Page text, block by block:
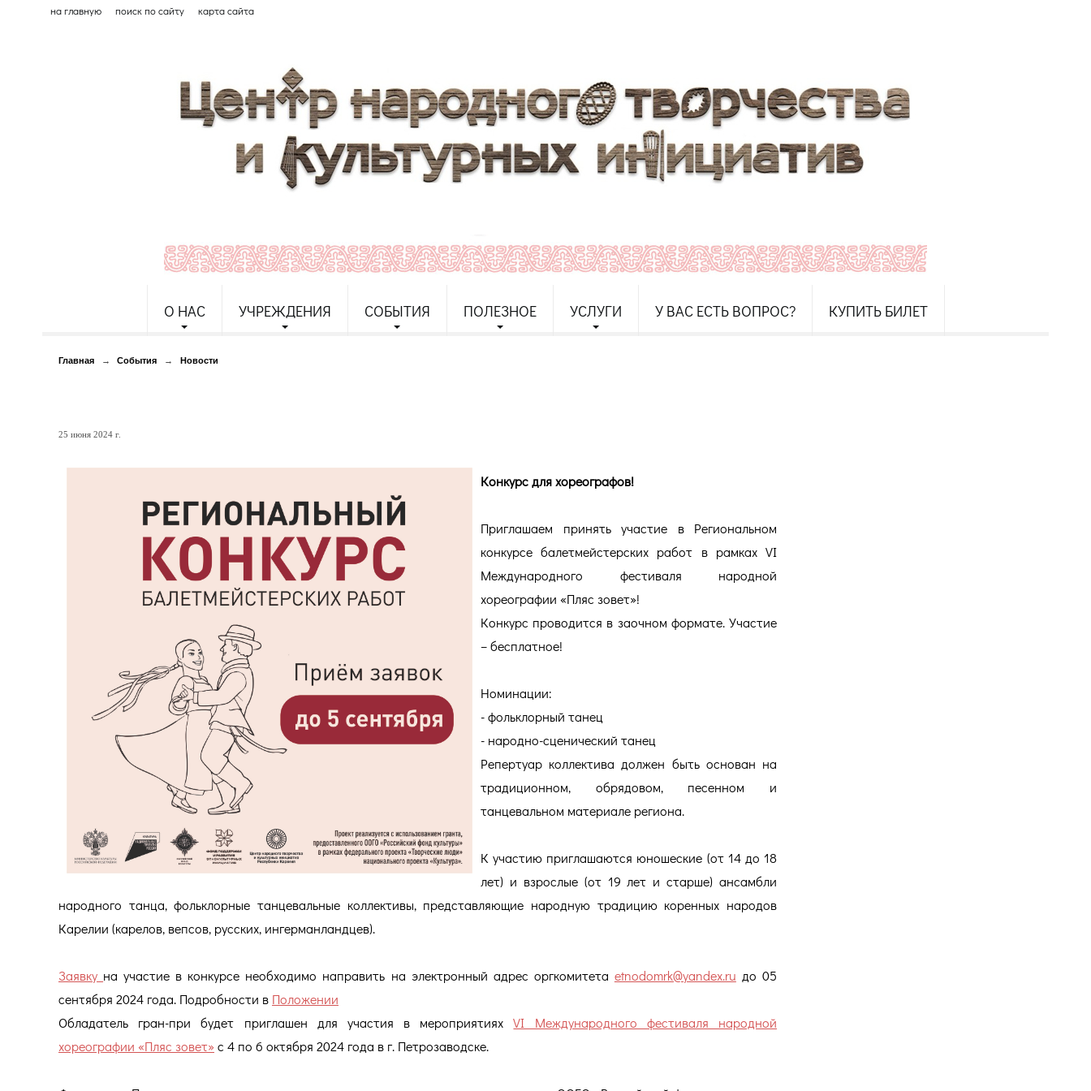
на главную поиск по сайту карта сайта
О НАС УЧРЕЖДЕНИЯ СОБЫТИЯ ПОЛЕЗНОЕ УСЛУГИ У ВАС ЕСТЬ ВОПРОС? КУПИТЬ БИЛЕТ
Главная → События → Новости
25 июня 2024 г.
Конкурс для хореографов!
Приглашаем принять участие в Региональном
конкурсе балетмейстерских работ в рамках VI
Международного фестиваля народной
хореографии «Пляс зовет»!
Конкурс проводится в заочном формате. Участие
– бесплатное!
Номинации:
- фольклорный танец
- народно-сценический танец
Репертуар коллектива должен быть основан на
традиционном, обрядовом, песенном и
танцевальном материале региона.
К участию приглашаются юношеские (от 14 до 18
лет) и взрослые (от 19 лет и старше) ансамбли
народного танца, фольклорные танцевальные коллективы, представляющие народную традицию коренных народов
Карелии (карелов, вепсов, русских, ингерманландцев).
Заявку на участие в конкурсе необходимо направить на электронный адрес оргкомитета etnodomrk@yandex.ru до 05
сентября 2024 года. Подробности в Положении
Обладатель гран-при будет приглашен для участия в мероприятияхVI Международного фестиваля народной
хореографии «Пляс зовет»с 4 по 6 октября 2024 года в г. Петрозаводске.